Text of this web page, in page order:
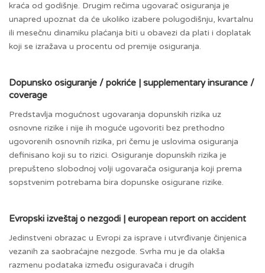
kraća od godišnje. Drugim rečima ugovarač osiguranja je
unapred upoznat da će ukoliko izabere polugodišnju, kvartalnu
ili mesečnu dinamiku plaćanja biti u obavezi da plati i doplatak
koji se izražava u procentu od premije osiguranja.
Dopunsko osiguranje / pokriće | supplementary insurance /
coverage
Predstavlja mogućnost ugovaranja dopunskih rizika uz
osnovne rizike i nije ih moguće ugovoriti bez prethodno
ugovorenih osnovnih rizika, pri čemu je uslovima osiguranja
definisano koji su to rizici. Osiguranje dopunskih rizika je
prepušteno slobodnoj volji ugovarača osiguranja koji prema
sopstvenim potrebama bira dopunske osigurane rizike.
Evropski izveštaj o nezgodi | european report on accident
Jedinstveni obrazac u Evropi za isprave i utvrđivanje činjenica
vezanih za saobraćajne nezgode. Svrha mu je da olakša
razmenu podataka između osiguravača i drugih